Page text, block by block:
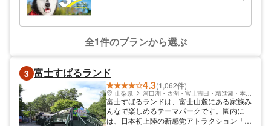
全1件のプランから選ぶ
3 富士すばるランド
4.3(1,062件)
山梨県 河口湖・西湖・富士吉田・精進湖・本栖湖
富士すばるランドは、富士山麓にある家族み
んなで楽しめるテーマパークです。園内に
は、日本初上陸の新感覚アトラクション「ロ